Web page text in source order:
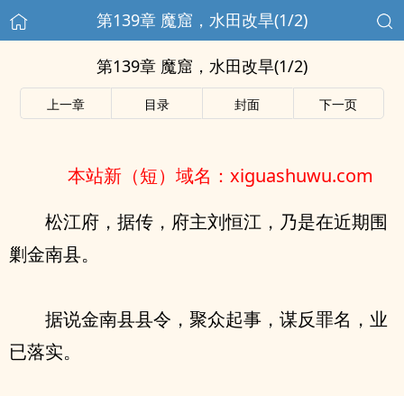
第139章 魔窟，水田改旱(1/2)
第139章 魔窟，水田改旱(1/2)
上一章 目录 封面 下一页
本站新（短）域名：xiguashuwu.com
松江府，据传，府主刘恒江，乃是在近期围
剿金南县。
据说金南县县令，聚众起事，谋反罪名，业
已落实。